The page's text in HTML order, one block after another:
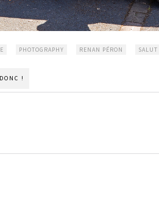
PHOTOGRAPHY RENAN PÉRON SALUT
!